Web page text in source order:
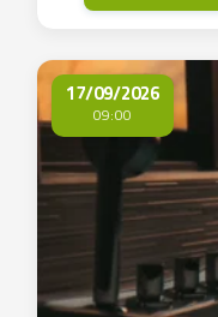
17/09/2026
09:00